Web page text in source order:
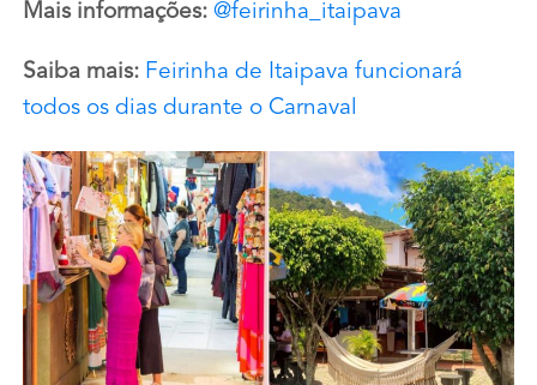
Mais informações: @feirinha_itaipava
Saiba mais: Feirinha de Itaipava funcionará
todos os dias durante o Carnaval